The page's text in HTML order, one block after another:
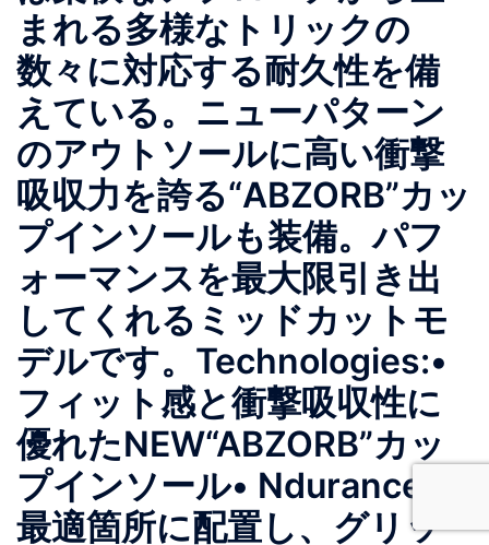
まれる多様なトリックの
数々に対応する耐久性を備
えている。ニューパターン
のアウトソールに高い衝撃
吸収⼒を誇る“ABZORB”カッ
プインソールも装備。パフ
ォーマンスを最大限引き出
してくれるミッドカットモ
デルです。Technologies:•
フィット感と衝撃吸収性に
優れたNEW“ABZORB”カッ
プインソール• Nduranceを
最適箇所に配置し、グリッ